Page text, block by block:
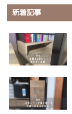
新着記事